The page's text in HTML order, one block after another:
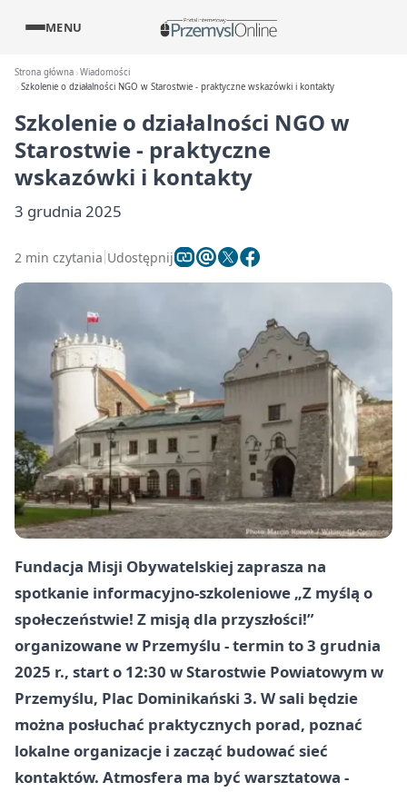
MENU
Strona główna Wiadomości
Szkolenie o działalności NGO w Starostwie - praktyczne wskazówki i kontakty
Szkolenie o działalności NGO w
Starostwie - praktyczne
wskazówki i kontakty
3 grudnia 2025
2 min czytania Udostępnij
Fundacja Misji Obywatelskiej zaprasza na
spotkanie informacyjno-szkoleniowe „Z myślą o
społeczeństwie! Z misją dla przyszłości!”
organizowane w Przemyślu - termin to3 grudnia
2025 r., start o 12:30 wStarostwie Powiatowym w
Przemyślu, Plac Dominikański 3. W sali będzie
można posłuchać praktycznych porad, poznać
lokalne organizacje i zacząć budować sieć
kontaktów. Atmosfera ma być warsztatowa -